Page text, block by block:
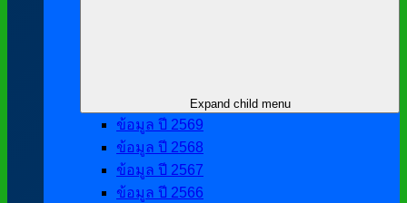
Expand child menu
ข้อมูล ปี 2569
ข้อมูล ปี 2568
ข้อมูล ปี 2567
ข้อมูล ปี 2566